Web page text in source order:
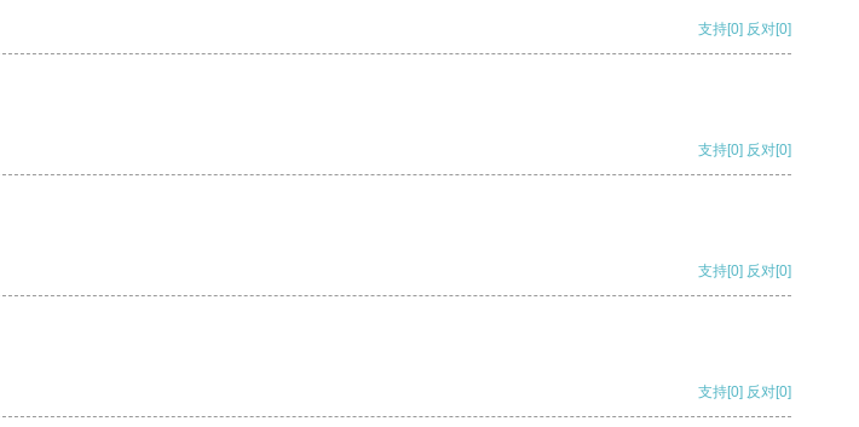
支持[0] 反对[0]
支持[0] 反对[0]
支持[0] 反对[0]
支持[0] 反对[0]